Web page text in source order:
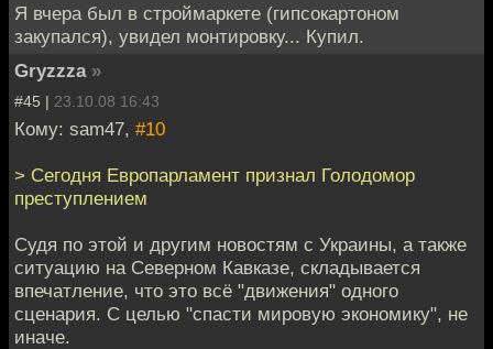
Я вчера был в строймаркете (гипсокартоном
закупался), увидел монтировку... Купил.
Gryzzza »
#45 | 23.10.08 16:43
Кому: sam47, #10
> Сегодня Европарламент признал Голодомор
преступлением
Судя по этой и другим новостям с Украины, а также
ситуацию на Северном Кавказе, складывается
впечатление, что это всё "движения" одного
сценария. С целью "спасти мировую экономику", не
иначе.